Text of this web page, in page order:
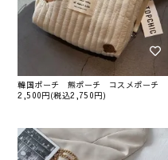
韓国ポーチ 熊ポーチ コスメポーチ
2,500円(税込2,750円)